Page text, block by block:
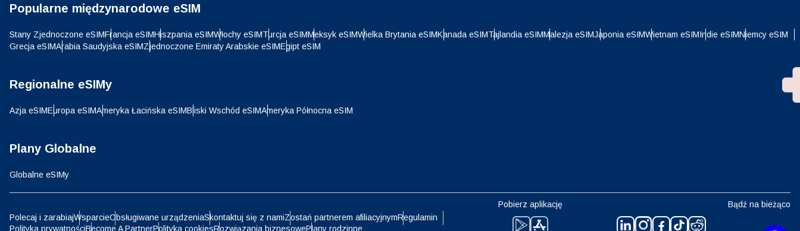
Popularne międzynarodowe eSIM
Stany Zjednoczone eSIMFrancja eSIMHiszpania eSIMWłochy eSIMTurcja eSIMMeksyk eSIMWielka Brytania eSIMKanada eSIMTajlandia eSIMMalezja eSIMJaponia eSIMWietnam eSIMIndie eSIMNiemcy eSIM
Grecja eSIMArabia Saudyjska eSIMZjednoczone Emiraty Arabskie eSIMEgipt eSIM
Regionalne eSIMy
Azja eSIMEuropa eSIMAmeryka Łacińska eSIMBliski Wschód eSIMAmeryka Północna eSIM
Plany Globalne
Globalne eSIMy
Polecaj i zarabiajWsparcieObsługiwane urządzeniaSkontaktuj się z namiZostań partnerem afiliacyjnymRegulamin
Polityka prywatnościBecome A PartnerPolityka cookiesRozwiązania biznesowePlany rodzinne
Pobierz aplikację Bądź na bieżąco
HKD - Dolar Hongkoński